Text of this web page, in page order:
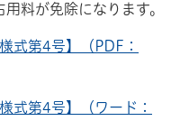
料が免除になります。
式第4号】（PDF：
式第4号】（ワード：